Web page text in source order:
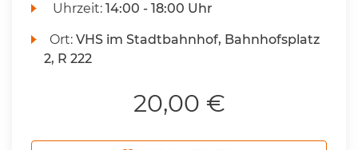
Uhrzeit:14:00 - 18:00 Uhr
Ort:VHS im Stadtbahnhof, Bahnhofsplatz
2, R 222
20,00 €